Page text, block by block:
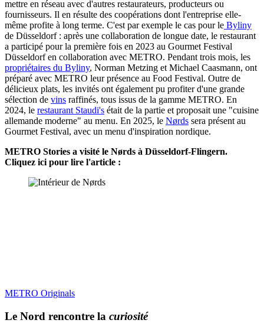
mettre en réseau avec d'autres restaurateurs, producteurs ou
fournisseurs. Il en résulte des coopérations dont l'entreprise elle-
même profite à long terme. C'est par exemple le cas pour le Byliny
de Düsseldorf : après une collaboration de longue date, le restaurant
a participé pour la première fois en 2023 au Gourmet Festival
Düsseldorf en collaboration avec METRO. Pendant trois mois, les
propriétaires du Byliny, Norman Metzing et Michael Caasmann, ont
préparé avec METRO leur présence au Food Festival. Outre de
délicieux plats, les invités ont également pu profiter d'une grande
sélection de vins raffinés, tous issus de la gamme METRO. En
2024, le restaurant Staudi's était de la partie et proposait une "cuisine
allemande moderne" au menu. En 2025, le Nørds sera présent au
Gourmet Festival, avec un menu d'inspiration nordique.
METRO Stories a visité le Nørds à Düsseldorf-Flingern.
Cliquez ici pour lire l'article :
METRO Originals
Le Nord rencontre la curiosité